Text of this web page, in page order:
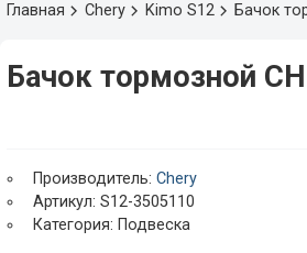
Главная Chery Kimo S12 Бачок
Бачок тормозной
Производитель: Chery
Артикул: S12-3505110
Категория: Подвеска